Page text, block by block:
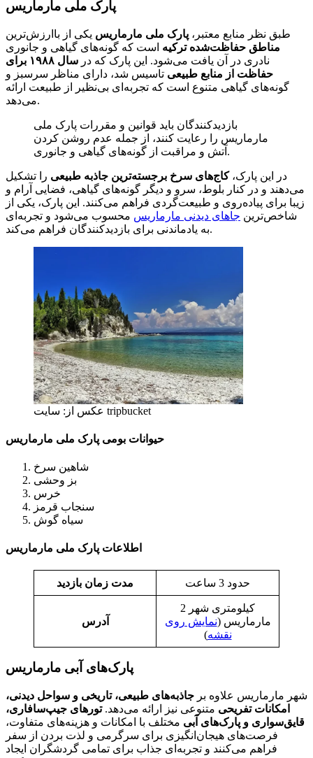
پارک ملی مارماریس
طبق نظر منابع معتبر، پارک ملی مارماریس یکی از باارزش‌ترین
مناطق حفاظت‌شده ترکیه است که گونه‌های گیاهی و جانوری
نادری در آن یافت می‌شود. این پارک که در
سال ۱۹۸۸ برای
حفاظت از منابع طبیعی تاسیس شد، دارای مناظر سرسبز و
گونه‌های گیاهی متنوع است که تجربه‌ای بی‌نظیر از طبیعت ارائه
می‌دهد.
بازدیدکنندگان باید قوانین و مقررات پارک ملی
مارماریس را رعایت کنند، از جمله عدم روشن کردن
آتش و مراقبت از گونه‌های گیاهی و جانوری.
در این پارک، کاج‌های سرخ برجسته‌ترین جاذبه طبیعی را تشکیل
می‌دهند و در کنار بلوط، سرو و دیگر گونه‌های گیاهی، فضایی آرام و
زیبا برای پیاده‌روی و طبیعت‌گردی فراهم می‌کنند. این پارک، یکی از
شاخص‌ترین جاهای دیدنی مارماریس محسوب می‌شود و تجربه‌ای
به یادماندنی برای بازدیدکنندگان فراهم می‌کند.
عکس از: سایت tripbucket
حیوانات بومی پارک ملی مارماریس
شاهین سرخ
بز وحشی
خرس
سنجاب قرمز
سیاه گوش
اطلاعات پارک ملی مارماریس
مدت زمان بازدید حدود 3 ساعت
آدرس
2 کیلومتری شهر
مارماریس (نمایش روی
نقشه)
پارک‌های آبی مارماریس
شهر مارماریس علاوه بر جاذبه‌های طبیعی، تاریخی و سواحل دیدنی،
امکانات تفریحی متنوعی نیز ارائه می‌دهد.تورهای جیپ‌سافاری،
قایق‌سواری و پارک‌های آبی مختلف با امکانات و هزینه‌های متفاوت،
فرصت‌های هیجان‌انگیزی برای سرگرمی و لذت بردن از سفر
فراهم می‌کنند و تجربه‌ای جذاب برای تمامی گردشگران ایجاد